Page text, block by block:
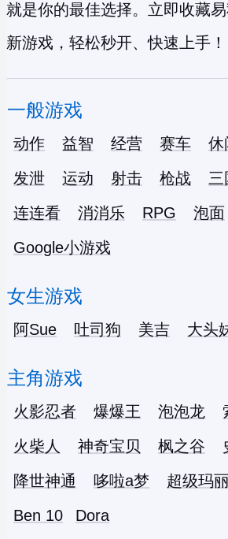
就是你的最佳选择。立即收藏
新游戏，轻松秒开、快速上手！
一般游戏
动作 益智 经营 赛车 休
发泄
运动 射击 枪战 三
连连看
消消乐 RPG 泡面
Google小游戏
女生游戏
阿Sue 吐司狗 美吉 大头
主角游戏
火影忍者 爆爆王 泡泡龙
火柴人
神奇宝贝 枫之谷
降世神通
哆啦a梦 超级玛
Ben 10
Dora